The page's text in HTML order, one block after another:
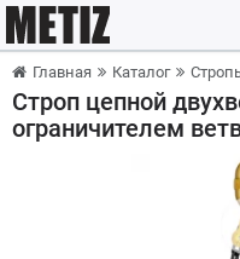
Главная Каталог
Строп цепной
ограничителем